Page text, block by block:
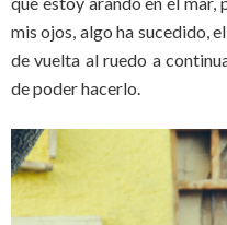
mis ojos, algo ha sucedido,
de vuelta al ruedo a
de poder hacerlo.